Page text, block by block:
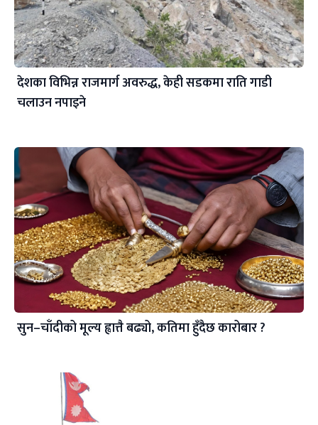
देशका विभिन्न राजमार्ग अवरुद्ध, केही सडकमा राति गाडी
चलाउन नपाइने
सुन–चाँदीको मूल्य ह्वात्तै बढ्यो, कतिमा हुँदैछ कारोबार ?